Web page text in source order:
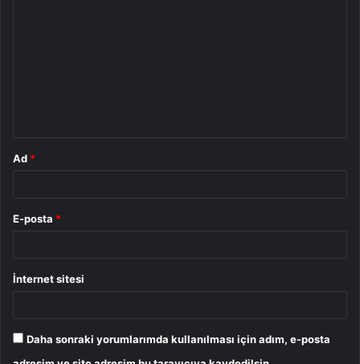
Ad *
E-posta *
İnternet sitesi
Daha sonraki yorumlarımda kullanılması için adım, e-posta